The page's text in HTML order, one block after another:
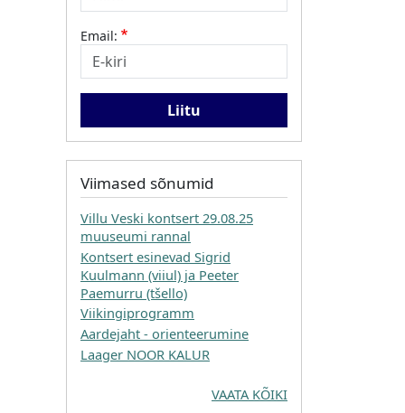
Email:
Viimased sõnumid
Villu Veski kontsert 29.08.25
muuseumi rannal
Kontsert esinevad Sigrid
Kuulmann (viiul) ja Peeter
Paemurru (tšello)
Viikingiprogramm
Aardejaht - orienteerumine
Laager NOOR KALUR
VAATA KÕIKI